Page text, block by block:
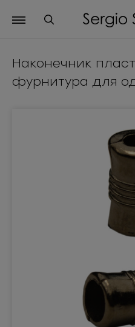
Наконечник
фурнитура для